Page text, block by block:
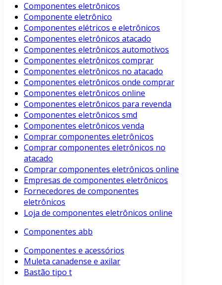
Componentes eletrônicos
Componente eletrônico
Componentes elétricos e eletrônicos
Componentes eletrônicos atacado
Componentes eletrônicos automotivos
Componentes eletrônicos comprar
Componentes eletrônicos no atacado
Componentes eletrônicos onde comprar
Componentes eletrônicos online
Componentes eletrônicos para revenda
Componentes eletrônicos smd
Componentes eletrônicos venda
Comprar componentes eletrônicos
Comprar componentes eletrônicos no
atacado
Comprar componentes eletrônicos online
Empresas de componentes eletrônicos
Fornecedores de componentes
eletrônicos
Loja de componentes eletrônicos online
Componentes abb
Componentes e acessórios
Muleta canadense e axilar
Bastão tipo t